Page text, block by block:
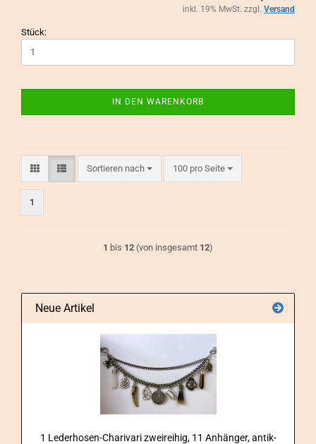
inkl. 19% MwSt. zzgl. Versand
Stück:
IN DEN WARENKORB
Sortieren nach
Sortieren nach 100 pro Seite
pro Seite
1
1 bis 12 (von insgesamt 12)
Neue Artikel
1 Lederhosen-​Charivari zwei­rei­hig, 11 An­hän­ger, antik-​